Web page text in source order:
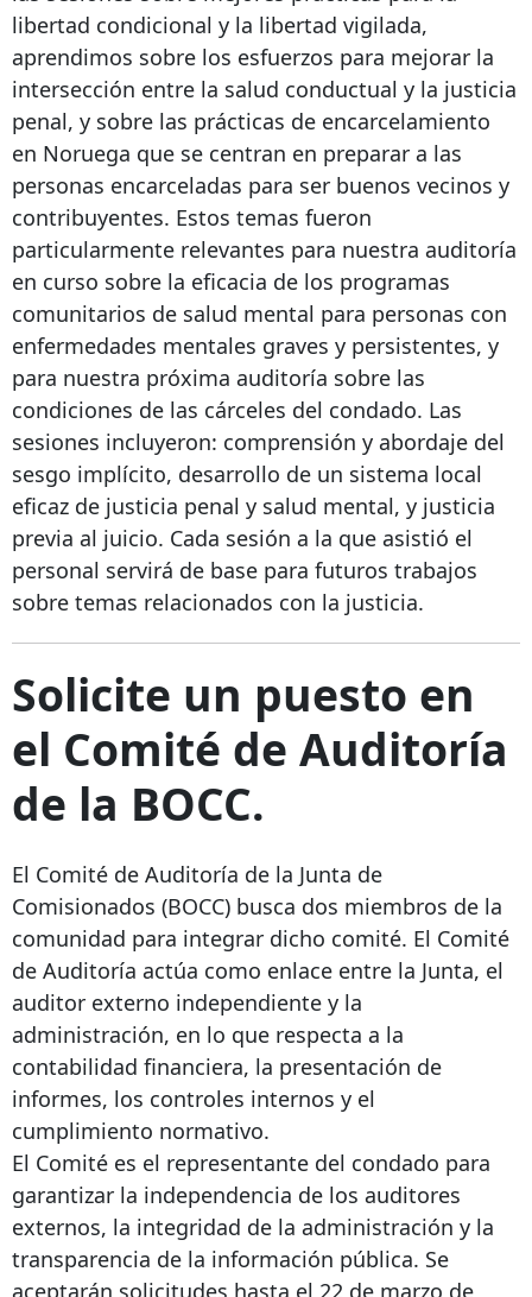
libertad condicional y la libertad vigilada,
aprendimos sobre los esfuerzos para mejorar la
intersección entre la salud conductual y la justicia
penal, y sobre las prácticas de encarcelamiento
en Noruega que se centran en preparar a las
personas encarceladas para ser buenos vecinos y
contribuyentes. Estos temas fueron
particularmente relevantes para nuestra auditoría
en curso sobre la eficacia de los programas
comunitarios de salud mental para personas con
enfermedades mentales graves y persistentes, y
para nuestra próxima auditoría sobre las
condiciones de las cárceles del condado. Las
sesiones incluyeron: comprensión y abordaje del
sesgo implícito, desarrollo de un sistema local
eficaz de justicia penal y salud mental, y justicia
previa al juicio. Cada sesión a la que asistió el
personal servirá de base para futuros trabajos
sobre temas relacionados con la justicia.
Solicite un puesto en
el Comité de Auditoría
de la BOCC.
El Comité de Auditoría de la Junta de
Comisionados (BOCC) busca dos miembros de la
comunidad para integrar dicho comité. El Comité
de Auditoría actúa como enlace entre la Junta, el
auditor externo independiente y la
administración, en lo que respecta a la
contabilidad financiera, la presentación de
informes, los controles internos y el
cumplimiento normativo.
El Comité es el representante del condado para
garantizar la independencia de los auditores
externos, la integridad de la administración y la
transparencia de la información pública. Se
aceptarán solicitudes hasta el 22 de marzo de